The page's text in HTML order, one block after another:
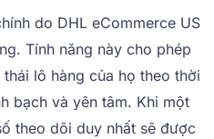
do DHL eCommerce US
Tính năng này cho phép
lô hàng của họ theo thời
bạch và yên tâm. Khi một
theo dõi duy nhất sẽ được